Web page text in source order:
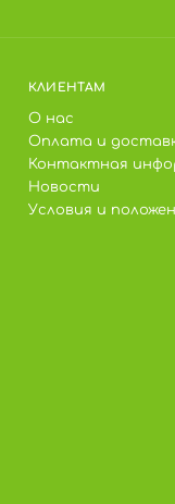
КЛИЕНТАМ
О нас
Оплата и
Контактная
Новости
Условия и